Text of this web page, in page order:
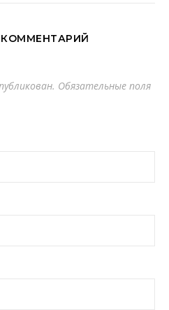
Обязательные поля